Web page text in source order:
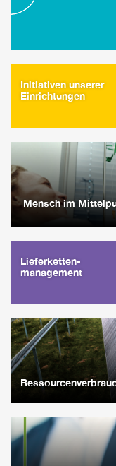
Initiativen unserer
Einrichtungen
Mensch im
Lieferketten-
management